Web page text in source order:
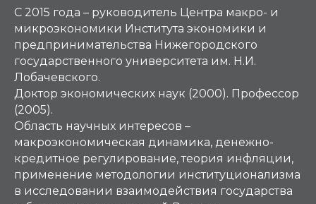
С 2015 года – руководитель Центра макро- и
микроэкономики Института экономики и
предпринимательства Нижегородского
государственного университета им. Н.И.
Лобачевского.
Доктор экономических наук (2000). Профессор
(2005).
Область научных интересов –
макроэкономическая динамика, денежно-
кредитное регулирование, теория инфляции,
применение методологии институционализма
в исследовании взаимодействия государства